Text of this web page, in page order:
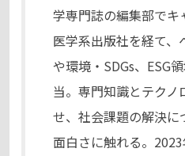
学専門誌の編集部でキ
医学系出版社を経て、
や環境・SDGs、ESG
当。専門知識とテクノ
せ、社会課題の解決に
面白さに触れる。